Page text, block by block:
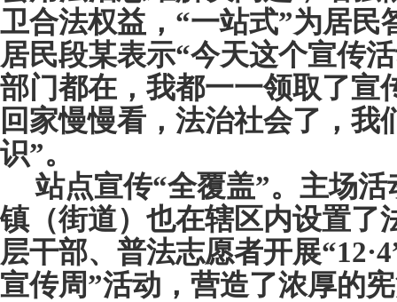
卫合法权益， “一站式”为居民
居民段某表示“今天这个宣传
部门都在，我都一一领取了宣
回家慢慢看，法治社会了，我
识”。
站点宣传“全覆盖”。 主场活
镇（街道）也在辖区内设置了
层干部、普法志愿者开展“12·4
宣传周”活动， 营造了浓厚的